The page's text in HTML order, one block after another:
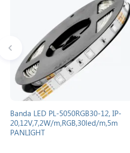
Banda LED PL-5050RGB30-12, IP-
20,12V,7,2W/m,RGB,30led/m,5m
PANLIGHT